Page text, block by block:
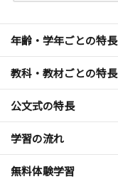
年齢・学年ごとの特長
教科・教材ごとの特長
公文式の特長
学習の流れ
無料体験学習